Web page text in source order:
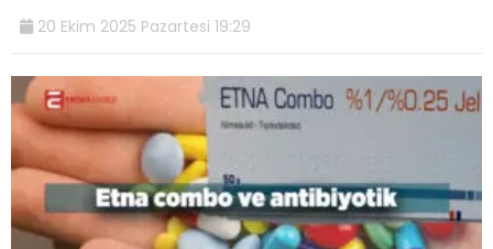
20 Ekim 2025 Pazartesi 19:29